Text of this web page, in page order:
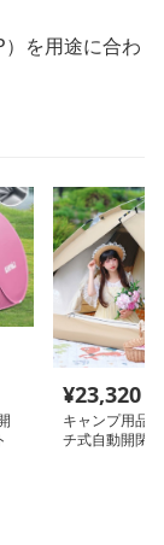
を用途に合わ
¥23,320
キャンプ用品
チ式自動開閉